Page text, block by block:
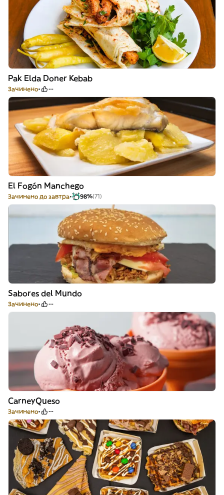
Pak Elda Doner Kebab
Зачинено --
El Fogón Manchego
Зачинено до завтра 98%(71)
Sabores del Mundo
Зачинено --
CarneyQueso
Зачинено --